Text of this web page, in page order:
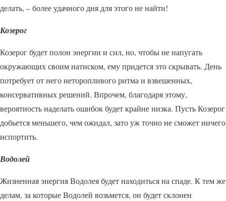
делать, – более удачного дня для этого не найти!
Козерог
Козерог будет полон энергии и сил, но, чтобы не напугать
окружающих своим натиском, ему придется это скрывать. День
потребует от него неторопливого ритма и взвешенных,
консервативных решений. Впрочем, благодаря этому,
вероятность наделать ошибок будет крайне низка. Пусть Козерог
добьется меньшего, чем ожидал, зато уж точно не сможет ничего
испортить.
Водолей
Жизненная энергия Водолея будет находиться на спаде. К тем же
делам, за которые Водолей возьмется, он будет склонен